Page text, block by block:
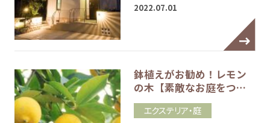
2022.07.01
鉢植えがお勧め！レモン
の木【素敵なお庭をつ…
エクステリア・庭